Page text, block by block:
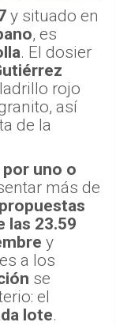
y situado en
, es
. El dosier
rojo
así
de la
uno o
más de
las 23.59
y
a los
se
el
lote.